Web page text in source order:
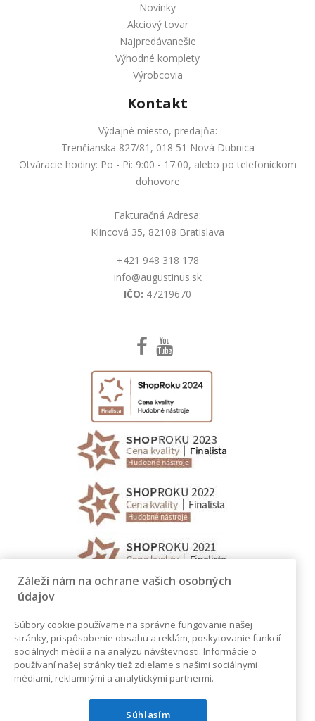
Novinky
Akciový tovar
Najpredávanešie
Výhodné komplety
Výrobcovia
Kontakt
Výdajné miesto, predajňa:
Trenčianska 827/81, 018 51 Nová Dubnica
Otváracie hodiny: Po - Pi: 9:00 - 17:00, alebo po telefonickom
dohovore
Fakturačná Adresa:
Klincová 35, 82108 Bratislava
+421 948 318 178
info@augustinus.sk
IČO: 47219670
Záleží nám na ochrane vašich osobných
údajov
Súbory cookie používame na správne fungovanie našej
stránky, prispôsobenie obsahu a reklám, poskytovanie funkcií
sociálnych médií a na analýzu návštevnosti. Informácie o
používaní našej stránky tiež zdieľame s našimi sociálnymi
médiami, reklamnými a analytickými partnermi.
Súhlasím